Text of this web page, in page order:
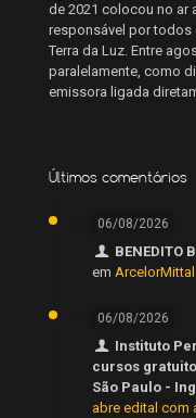
de 2021 colocou no ar
responsável por todos
Terra da Luz. Entre
paralelamente, como
emissora ligada
Últimos comentários
06/08/2026
BENEDITO
em ArcelorMittal
06/08/2026
Instituto
cursos
São Paulo -
abre edital com